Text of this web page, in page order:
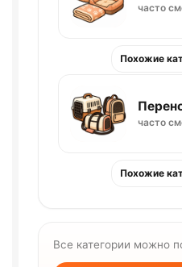
часто
Похожие
часто
Похожие
Все категории можно